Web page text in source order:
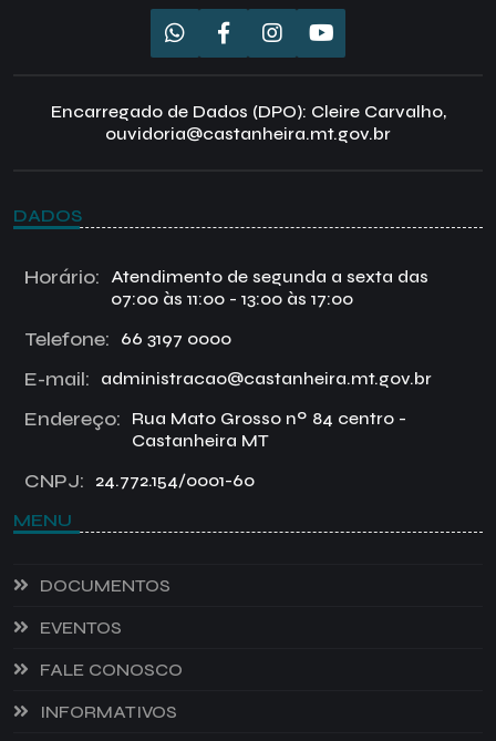
Encarregado de Dados (DPO): Cleire Carvalho,
ouvidoria@castanheira.mt.gov.br
DADOS
Horário:
Atendimento de segunda a sexta das
07:00 às 11:00 - 13:00 às 17:00
Telefone: 66 3197 0000
E-mail: administracao@castanheira.mt.gov.br
Endereço:
Rua Mato Grosso nº 84 centro -
Castanheira MT
CNPJ: 24.772.154/0001-60
MENU
DOCUMENTOS
EVENTOS
FALE CONOSCO
INFORMATIVOS